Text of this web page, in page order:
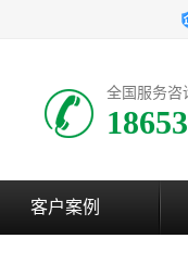
全国服务咨
客户案例